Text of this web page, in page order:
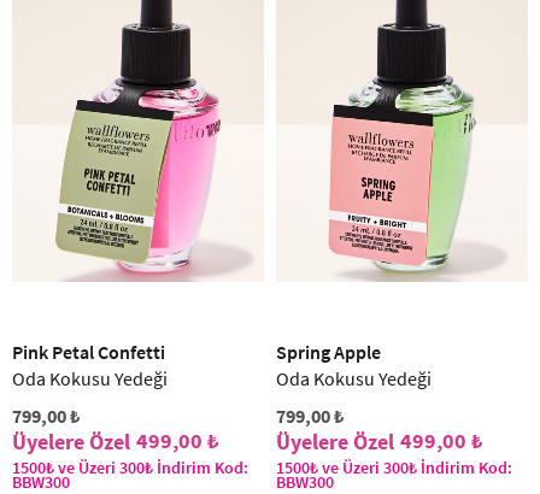
Pink Petal Confetti
Oda Kokusu Yedeği
799,00 ₺
499,00 ₺
1500₺ ve Üzeri 300₺ İndirim Kod:
BBW300
Spring Apple
Oda Kokusu Yedeği
799,00 ₺
499,00 ₺
1500₺ ve Üzeri 300₺ İndirim Kod:
BBW300